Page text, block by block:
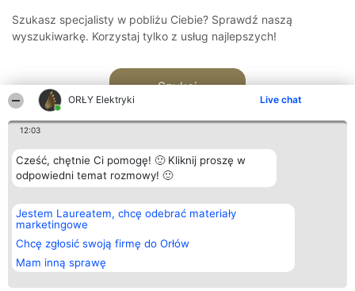
ORŁY Elektryki Live chat
12:03
Cześć, chętnie Ci pomogę! 🙂 Kliknij proszę w
odpowiedni temat rozmowy! 🙂
Jestem Laureatem, chcę odebrać materiały
marketingowe
Chcę zgłosić swoją firmę do Orłów
Mam inną sprawę
Szukasz specjalisty w pobliżu Ciebie? Sprawdź naszą
wyszukiwarkę. Korzystaj tylko z usług najlepszych!
Szukaj
Organizator plebiscytu
Bright Side Solutions sp. z o.
o. sp. k.
ul. Ruska 22
Wrocław 50-079
KRS 0000749100 | Regon
381313360 | NIP 8943132676
Plebiscyt
Laureaci
wszystkich
Laureatów
Regulamin
Kontakt
Kontakt